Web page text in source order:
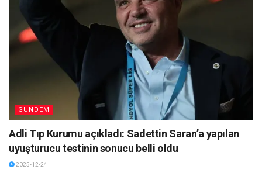
GÜNDEM
Adli Tıp Kurumu açıkladı: Sadettin Saran’a yapılan
uyuşturucu testinin sonucu belli oldu
2025-12-24